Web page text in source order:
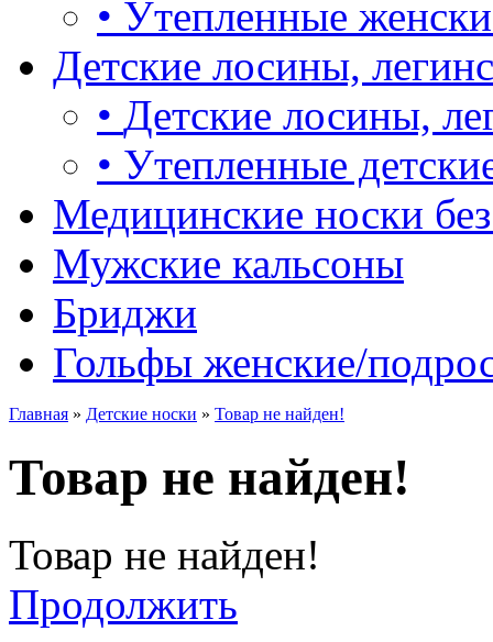
• Утепленные
Детские лосины,
• Детские лосины,
• Утепленные
Медицинские носки
Мужские кальсоны
Бриджи
Гольфы женские/
Главная » Детские носки » Товар не найден!
Товар не найден!
Товар не найден!
Продолжить